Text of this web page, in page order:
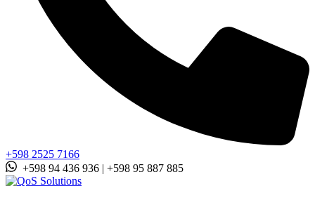
+598 2525 7166
+598 94 436 936 | +598 95 887 885